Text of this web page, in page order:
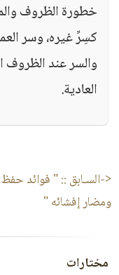
خطورة الظروف
كسِرِّ غيره، وسر
والسر عند
العادية.
<-السـابق ::" فوائد
ومضار إفشائه "
مختارات